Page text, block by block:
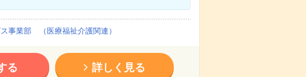
事業部 （医療福祉介護関連）
る 詳しく見る